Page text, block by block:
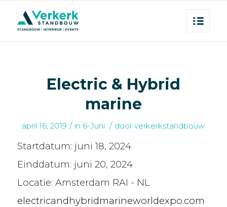
Electric & Hybrid
marine
april 16, 2019 / in 6-Juni / doorverkerkstandbouw
Startdatum: juni 18, 2024
Einddatum: juni 20, 2024
Locatie: Amsterdam RAI - NL
electricandhybridmarineworldexpo.com